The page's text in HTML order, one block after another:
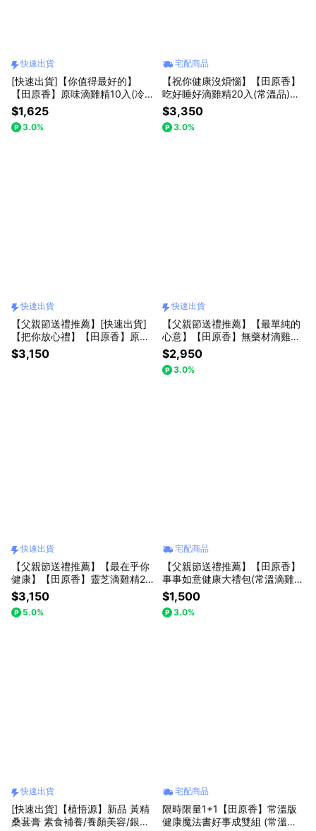
快速出貨
[快速出貨]【你值得最好的】
【田原香】原味滴雞精10入(冷
凍品) 銷售NO.1【有效對抗疲
勞】
$1,625
3.0%
宅配商品
【祝你健康沒煩惱】【田原香】
吃好睡好滴雞精20入(常溫品)
【雙口味效果更加乘】
$3,350
3.0%
快速出貨
【父親節送禮推薦】[快速出貨]
【把你放心禮】【田原香】原味
Plus滴雞精20入(常溫品)【人氣
款NO.1】
$3,150
快速出貨
【父親節送禮推薦】【最單純的
心意】【田原香】無藥材滴雞精
20入(冷凍品)【術後送禮】[快速
出貨]
$2,950
3.0%
快速出貨
【父親節送禮推薦】【最在乎你
健康】【田原香】靈芝滴雞精20
入(冷凍品)【雙健字號認證 健康
保證】[快速出貨]
$3,150
5.0%
宅配商品
【父親節送禮推薦】【田原香】
事事如意健康大禮包(常溫滴雞精
5入+黃精桑葚膏5入+童顏美肌
飲1瓶)LINE禮物獨家限定
$1,500
3.0%
快速出貨
[快速出貨]【植悟源】新品 黃精
桑葚膏 素食補養/養顏美容/銀髮
宅配商品
限時限量1+1【田原香】常溫版
健康魔法書好事成雙組 (常溫無